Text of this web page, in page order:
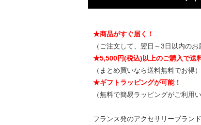
★商品がすぐ届く！
（ご注文して、翌日～3日以内のお
★5,500円(税込)以上のご購入で送
（まとめ買いなら送料無料でお得）
★ギフトラッピングが可能！
（無料で簡易ラッピングがご利用
フランス発のアクセサリーブラン